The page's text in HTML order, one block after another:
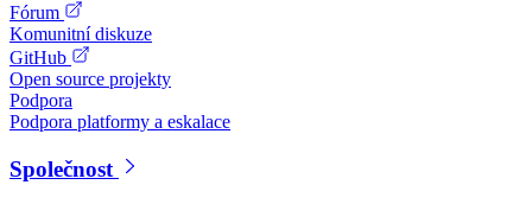
Fórum
Komunitní diskuze
GitHub
Open source projekty
Podpora
Podpora platformy a eskalace
Společnost